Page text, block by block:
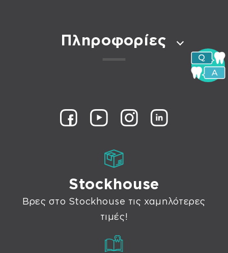
Πληροφορίες
Stockhouse
Βρες στο Stockhouse τις χαμηλότερες
τιμές!